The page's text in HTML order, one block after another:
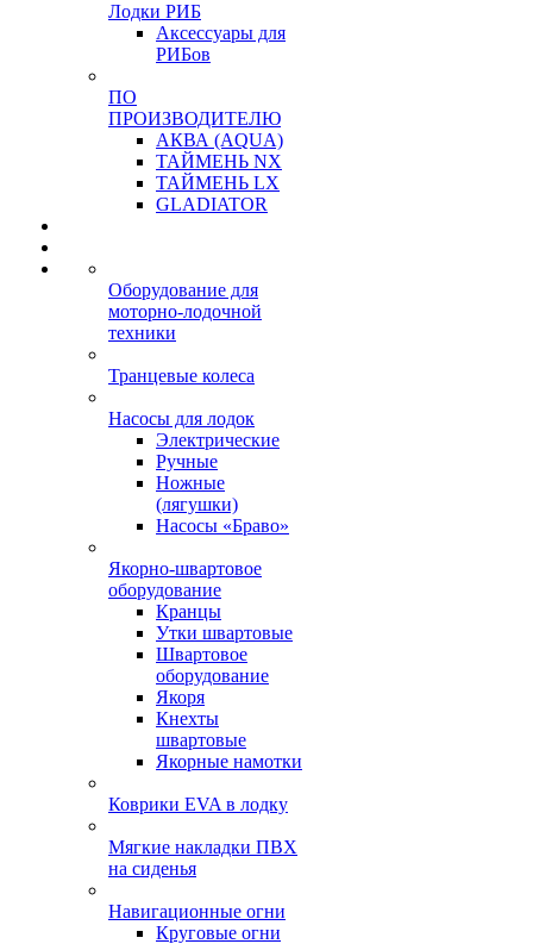
Лодки РИБ
Аксессуары для
РИБов
ПО
ПРОИЗВОДИТЕЛЮ
АКВА (AQUA)
ТАЙМЕНЬ NX
ТАЙМЕНЬ LX
GLADIATOR
Оборудование для
моторно-лодочной
техники
Транцевые колеса
Насосы для лодок
Электрические
Ручные
Ножные
(лягушки)
Насосы «Браво»
Якорно-швартовое
оборудование
Кранцы
Утки швартовые
Швартовое
оборудование
Якоря
Кнехты
швартовые
Якорные намотки
Коврики EVA в лодку
Мягкие накладки ПВХ
на сиденья
Навигационные огни
Круговые огни